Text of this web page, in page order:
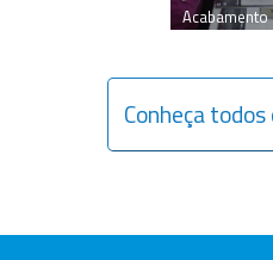
Acabamento
Conheça